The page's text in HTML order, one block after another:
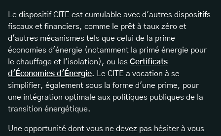
Le dispositif CITE est cumulable avec d'autres dispositifs
fiscaux et financiers, comme le prêt à taux zéro et
d'autres mécanismes tels que celui de la prime
économies d'énergie (notamment la primé énergie pour
le chauffage et l'isolation), ou les Certificats
d'Économies d'Énergie. Le CITE a vocation à se
simplifier, également sous la forme d'une prime, pour
une intégration optimale aux politiques publiques de la
transition énergétique.
Une opportunité dont vous ne devez pas hésiter à vous